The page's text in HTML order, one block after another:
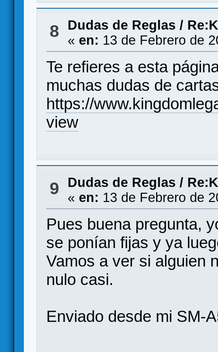
8 Dudas de Reglas /
« en: 13 de Febrero de
Te refieres a esta
muchas dudas de
https://
view
9 Dudas de Reglas /
« en: 13 de Febrero de
Pues buena pregunta,
se ponían fijas y ya
Vamos a ver si alguien
nulo casi.
Enviado desde mi SM-